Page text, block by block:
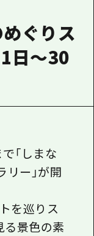
ぐりス
日～30
で「しまな
リー」が開
を巡りス
る景色の素